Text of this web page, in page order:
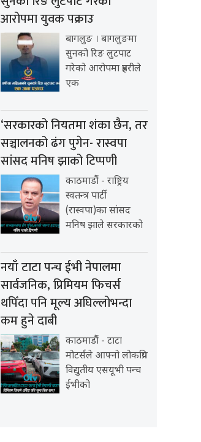
आरोपमा युवक पक्राउ
बागलुङ । बागलुङमा
सुनको रिङ लुटपाट
गरेको आरोपमा प्रहरीले
एक
‘सरकारको नियतमा शंका छैन, तर
सञ्चालनको ढंग पुगेन- रास्वपा
सांसद मनिष झाको टिप्पणी
काठमाडौं - राष्ट्रिय
स्वतन्त्र पार्टी
(रास्वपा)का सांसद
मनिष झाले सरकारको
नयाँ टाटा पन्च ईभी नेपालमा
सार्वजनिक, प्रिमियम फिचर्स
थपिँदा पनि मूल्य अघिल्लोभन्दा
कम हुने दाबी
काठमाडौं - टाटा
मोटर्सले आफ्नो लोकप्रिय
विद्युतीय एसयूभी पन्च
ईभीको